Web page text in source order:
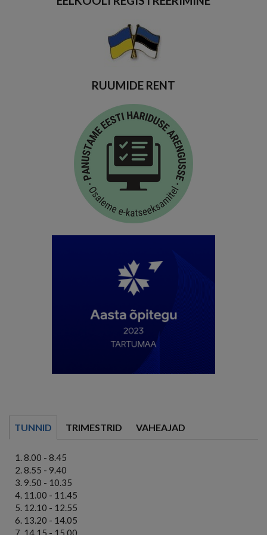
RUUMIDE RENT
TUNNID TRIMESTRID VAHEAJAD
8.00 - 8.45
8.55 - 9.40
9.50 - 10.35
11.00 - 11.45
12.10 - 12.55
13.20 - 14.05
14.15 - 15.00